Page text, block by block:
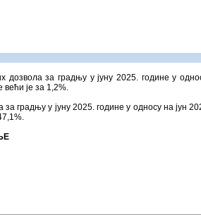
дозвола за градњу у јуну 2025. године у
већи је за 1,2%.
за градњу у јуну 2025. године у односу на јун